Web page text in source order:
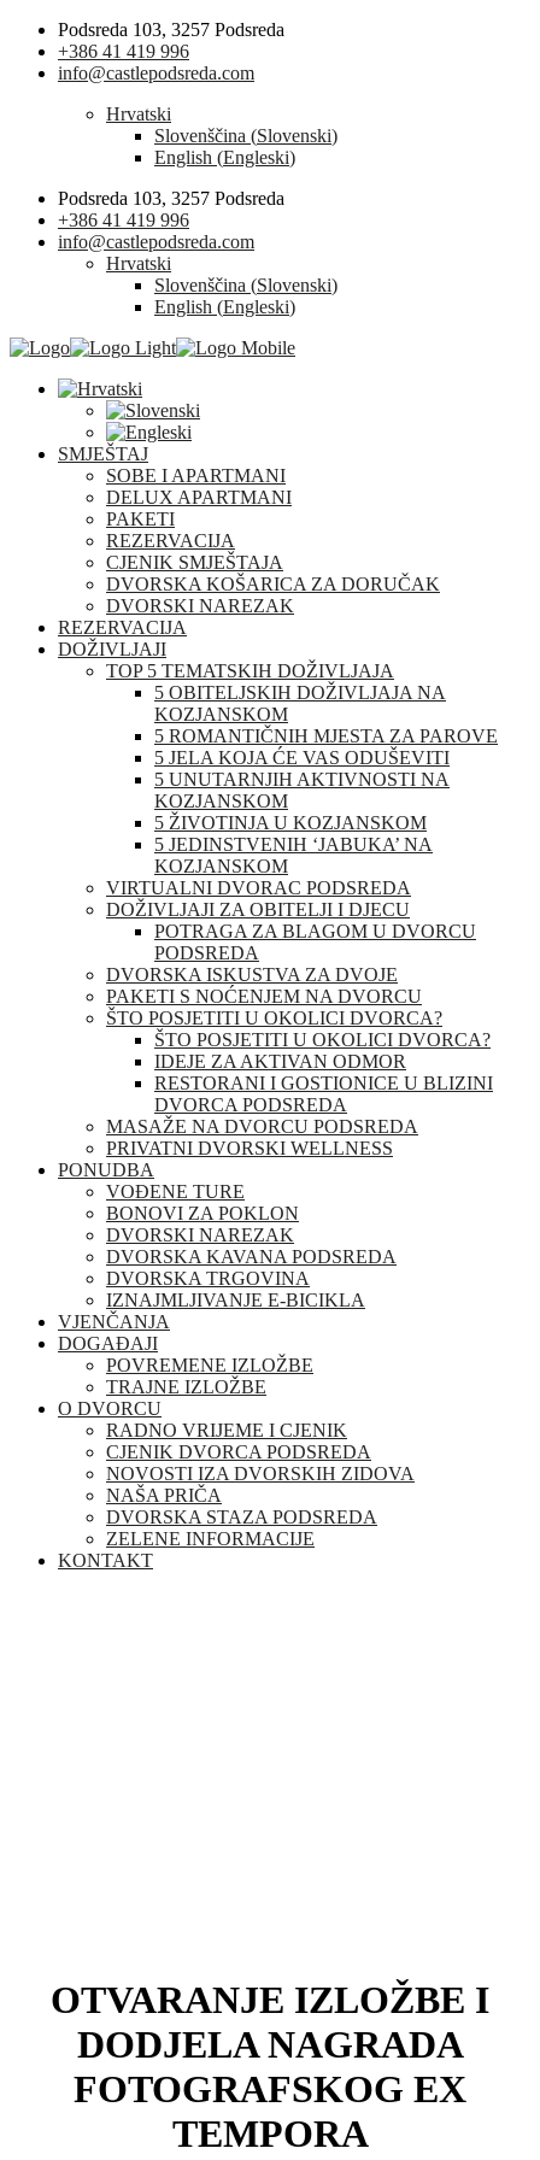
Podsreda 103, 3257 Podsreda
+386 41 419 996
info@castlepodsreda.com
Hrvatski
Slovenščina (Slovenski)
English (Engleski)
Podsreda 103, 3257 Podsreda
+386 41 419 996
info@castlepodsreda.com
Hrvatski
Slovenščina (Slovenski)
English (Engleski)
SMJEŠTAJ
SOBE I APARTMANI
DELUX APARTMANI
PAKETI
REZERVACIJA
CJENIK SMJEŠTAJA
DVORSKA KOŠARICA ZA DORUČAK
DVORSKI NAREZAK
REZERVACIJA
DOŽIVLJAJI
TOP 5 TEMATSKIH DOŽIVLJAJA
5 OBITELJSKIH DOŽIVLJAJA NA
KOZJANSKOM
5 ROMANTIČNIH MJESTA ZA PAROVE
5 JELA KOJA ĆE VAS ODUŠEVITI
5 UNUTARNJIH AKTIVNOSTI NA
KOZJANSKOM
5 ŽIVOTINJA U KOZJANSKOM
5 JEDINSTVENIH ‘JABUKA’ NA
KOZJANSKOM
VIRTUALNI DVORAC PODSREDA
DOŽIVLJAJI ZA OBITELJI I DJECU
POTRAGA ZA BLAGOM U DVORCU
PODSREDA
DVORSKA ISKUSTVA ZA DVOJE
PAKETI S NOĆENJEM NA DVORCU
ŠTO POSJETITI U OKOLICI DVORCA?
ŠTO POSJETITI U OKOLICI DVORCA?
IDEJE ZA AKTIVAN ODMOR
RESTORANI I GOSTIONICE U BLIZINI
DVORCA PODSREDA
MASAŽE NA DVORCU PODSREDA
PRIVATNI DVORSKI WELLNESS
PONUDBA
VOĐENE TURE
BONOVI ZA POKLON
DVORSKI NAREZAK
DVORSKA KAVANA PODSREDA
DVORSKA TRGOVINA
IZNAJMLJIVANJE E-BICIKLA
VJENČANJA
DOGAĐAJI
POVREMENE IZLOŽBE
TRAJNE IZLOŽBE
O DVORCU
RADNO VRIJEME I CJENIK
CJENIK DVORCA PODSREDA
NOVOSTI IZA DVORSKIH ZIDOVA
NAŠA PRIČA
DVORSKA STAZA PODSREDA
ZELENE INFORMACIJE
KONTAKT
OTVARANJE IZLOŽBE I
DODJELA NAGRADA
FOTOGRAFSKOG EX
TEMPORA